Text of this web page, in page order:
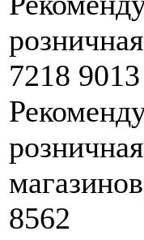
7218 9013
8562